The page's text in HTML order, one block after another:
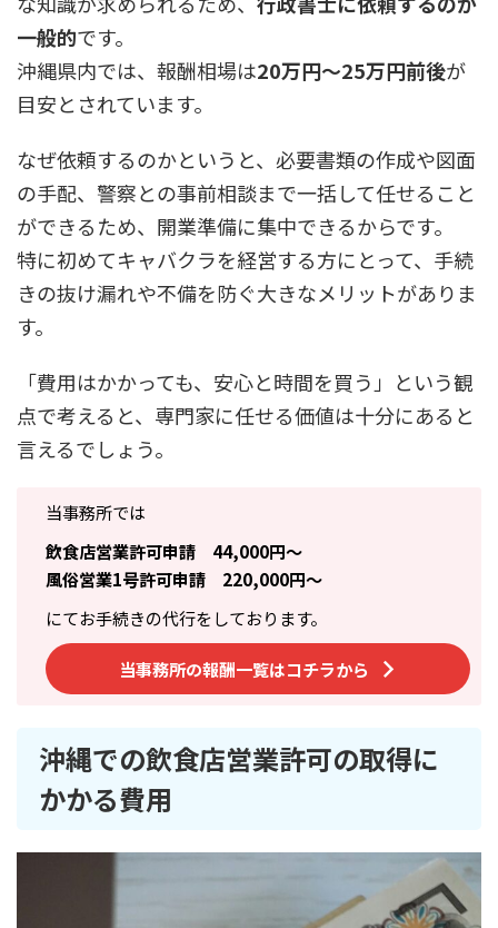
一般的です。
沖縄県内では、報酬相場は20万円〜25万円前後が
目安とされています。
なぜ依頼するのかというと、必要書類の作成や図面
の手配、警察との事前相談まで一括して任せること
ができるため、開業準備に集中できるからです。
特に初めてキャバクラを経営する方にとって、手続
きの抜け漏れや不備を防ぐ大きなメリットがありま
す。
「費用はかかっても、安心と時間を買う」という観
点で考えると、専門家に任せる価値は十分にあると
言えるでしょう。
当事務所では
飲食店営業許可申請 44,000円～
風俗営業1号許可申請 220,000円～
にてお手続きの代行をしております。
当事務所の報酬一覧はコチラから
沖縄での飲食店営業許可の取得に
かかる費用